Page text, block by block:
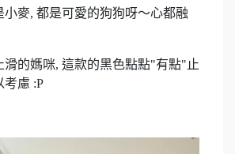
小麥, 都是可愛的狗狗呀～心都融
滑的媽咪, 這款的黑色點點"有點"止
考慮 :P